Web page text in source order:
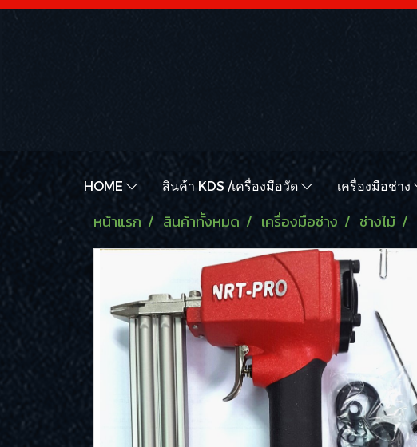
HOME สินค้า KDS /เครื่องมือวัด เครื่องมือช่าง
หน้าแรก สินค้าทั้งหมด เครื่องมือช่าง ช่างไม้